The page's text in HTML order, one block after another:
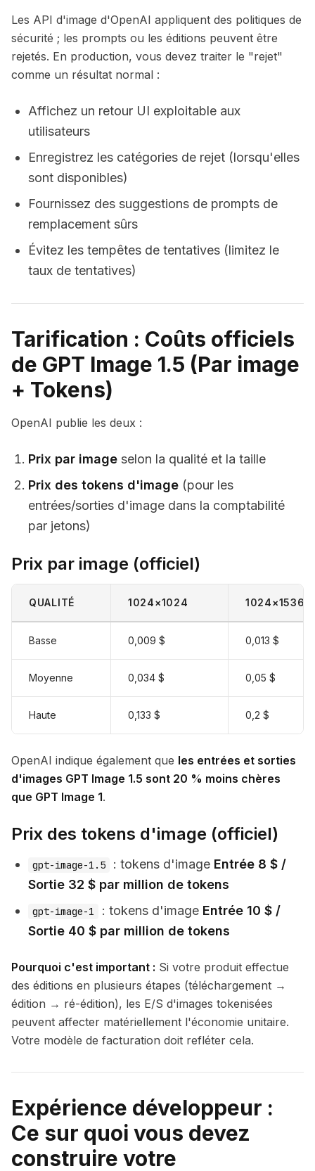
Les API d'image d'OpenAI appliquent des politiques de
sécurité ; les prompts ou les éditions peuvent être
rejetés. En production, vous devez traiter le "rejet"
comme un résultat normal :
Affichez un retour UI exploitable aux
utilisateurs
Enregistrez les catégories de rejet (lorsqu'elles
sont disponibles)
Fournissez des suggestions de prompts de
remplacement sûrs
Évitez les tempêtes de tentatives (limitez le
taux de tentatives)
Tarification : Coûts officiels
de GPT Image 1.5 (Par image
+ Tokens)
OpenAI publie les deux :
Prix par image selon la qualité et la taille
Prix des tokens d'image (pour les
entrées/sorties d'image dans la comptabilité
par jetons)
Prix par image (officiel)
QUALITÉ 1024×1024 1024×1536
Basse 0,009 $ 0,013 $
Moyenne 0,034 $ 0,05 $
Haute 0,133 $ 0,2 $
OpenAI indique également que les entrées et sorties
d'images GPT Image 1.5 sont 20 % moins chères
que GPT Image 1.
Prix des tokens d'image (officiel)
gpt-image-1.5 : tokens d'image Entrée 8 $ /
Sortie 32 $ par million de tokens
gpt-image-1 : tokens d'image Entrée 10 $ /
Sortie 40 $ par million de tokens
Pourquoi c'est important : Si votre produit effectue
des éditions en plusieurs étapes (téléchargement →
édition → ré-édition), les E/S d'images tokenisées
peuvent affecter matériellement l'économie unitaire.
Votre modèle de facturation doit refléter cela.
Expérience développeur :
Ce sur quoi vous devez
construire votre